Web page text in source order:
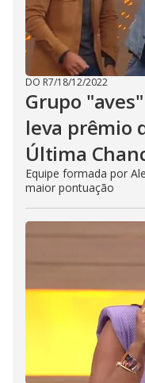
DO R7/18/12/2022
Grupo
leva prêmio
Última
Equipe formada por
maior pontuação